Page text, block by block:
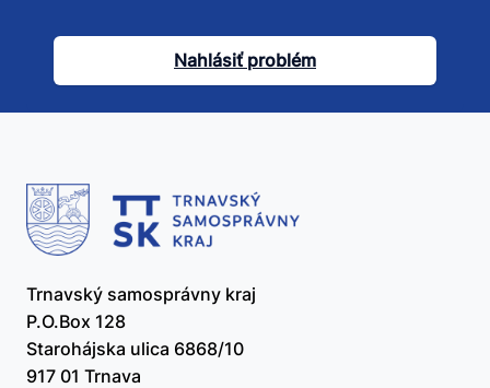
článok
užitočný?
Nahlásiť problém
Trnavský samosprávny kraj
P.O.Box 128
Starohájska ulica 6868/10
917 01 Trnava